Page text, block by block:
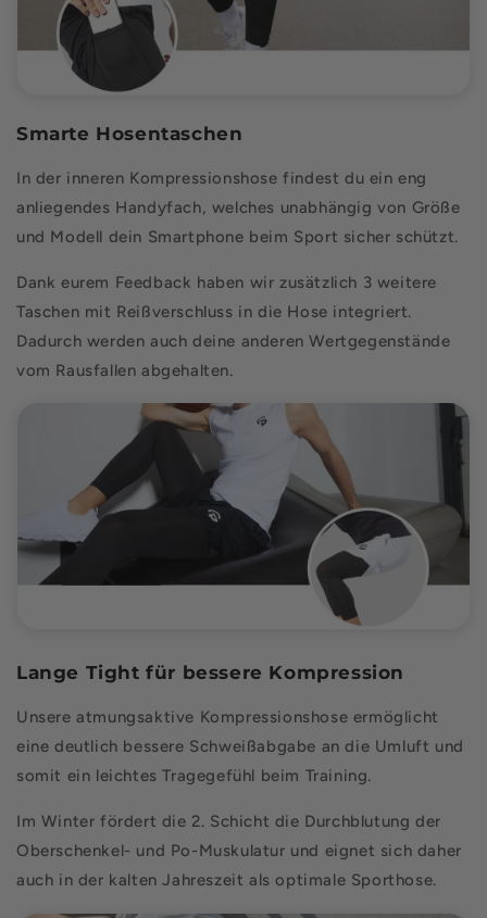
Smarte Hosentaschen
In der inneren Kompressionshose findest du ein eng
anliegendes Handyfach, welches unabhängig von Größe
und Modell dein Smartphone beim Sport sicher schützt.
Dank eurem Feedback haben wir zusätzlich 3 weitere
Taschen mit Reißverschluss in die Hose integriert.
Dadurch werden auch deine anderen Wertgegenstände
vom Rausfallen abgehalten.
Lange Tight für bessere Kompression
Unsere atmungsaktive Kompressionshose ermöglicht
eine deutlich bessere Schweißabgabe an die Umluft und
somit ein leichtes Tragegefühl beim Training.
Im Winter fördert die 2. Schicht die Durchblutung der
Oberschenkel- und Po-Muskulatur und eignet sich daher
auch in der kalten Jahreszeit als optimale Sporthose.